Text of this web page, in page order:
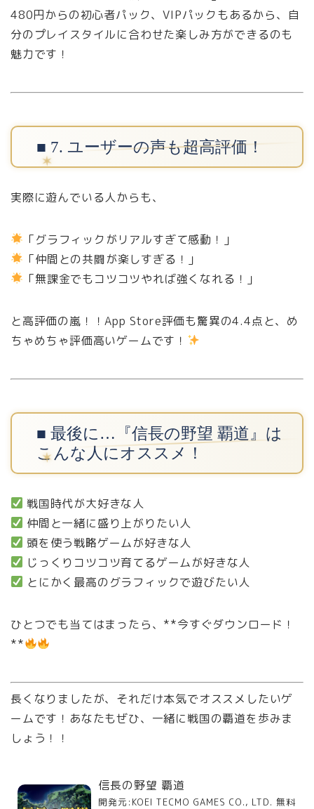
480円からの初心者パック、VIPパックもあるから、自
分のプレイスタイルに合わせた楽しみ方ができるのも
魅力です！
■ 7. ユーザーの声も超高評価！
実際に遊んでいる人からも、
「グラフィックがリアルすぎて感動！」
「仲間との共闘が楽しすぎる！」
「無課金でもコツコツやれば強くなれる！」
と高評価の嵐！！App Store評価も驚異の4.4点と、め
ちゃめちゃ評価高いゲームです！
■ 最後に…『信長の野望 覇道』は
こんな人にオススメ！
戦国時代が大好きな人
仲間と一緒に盛り上がりたい人
頭を使う戦略ゲームが好きな人
じっくりコツコツ育てるゲームが好きな人
とにかく最高のグラフィックで遊びたい人
ひとつでも当てはまったら、**今すぐダウンロード！
**
長くなりましたが、それだけ本気でオススメしたいゲ
ームです！あなたもぜひ、一緒に戦国の覇道を歩みま
しょう！！
信長の野望 覇道
開発元: KOEI TECMO GAMES CO., LTD. 無料